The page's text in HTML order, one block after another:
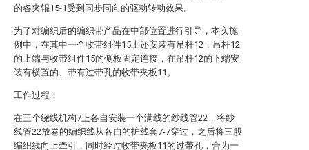
的各夹辊15-1受到同步同向的驱动转动效果。
为了对编织后的编织带产品在中部位置进行引导，本实施
例中，在其中一个收带组件15上还安装有吊杆12，吊杆12
的上端与收带组件15的侧板固定连接，在吊杆12的下端安
装有横置的、带有过带孔的收带夹板11。
工作过程：
在三个绕线机构7上各自安装一个满线的纱线管22，将纱
线管22放卷的编织线从各自的护线套7-7穿过，之后将三股
编织线向上牵引，同时经过收带夹板11的过带孔，合为一